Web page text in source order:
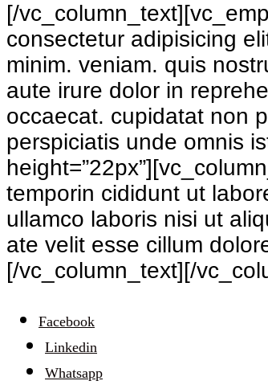
[/
consectetur adipisicing
minim. veniam. quis
aute irure dolor in
occaecat. cupidatat non
perspiciatis unde omnis
temporin cididunt ut
ullamco laboris nisi ut
ate velit esse cillum
[/vc_column_text][/
Facebook
Linkedin
Whatsapp